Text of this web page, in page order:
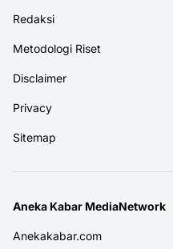
Redaksi
Metodologi Riset
Disclaimer
Privacy
Sitemap
Aneka Kabar MediaNetwork
Anekakabar.com